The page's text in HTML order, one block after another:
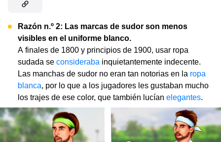
Razón n.º 2: Las marcas de sudor son menos
visibles en el uniforme blanco.
A finales de 1800 y principios de 1900, usar ropa
sudada se consideraba inquietantemente indecente.
Las manchas de sudor no eran tan notorias en la ropa
blanca, por lo que a los jugadores les gustaban mucho
los trajes de ese color, que también lucían elegantes.